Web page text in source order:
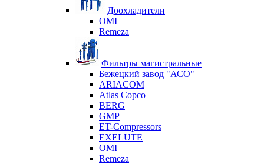
Доохладители
OMI
Remeza
Фильтры магистральные
Бежецкий завод "АСО"
ARIACOM
Atlas Copco
BERG
GMP
ET-Compressors
EXELUTE
OMI
Remeza